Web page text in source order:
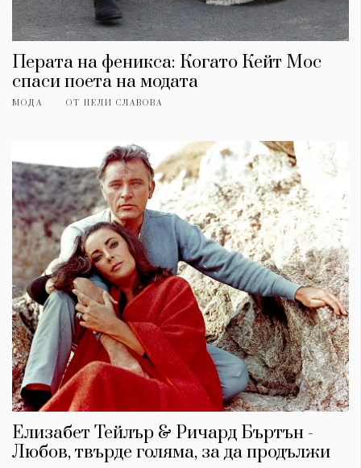
Перата на феникса: Когато Кейт Мос
спаси поета на модата
МОДА ОТ НЕЛИ СЛАВОВА
Елизабет Тейлър & Ричард Бъртън -
Любов, твърде голяма, за да продължи